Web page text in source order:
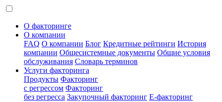
О факторинге
О компании
FAQ О компании Блог Кредитные рейтинги История
компании Общесистемные документы Общие условия
обслуживания Словарь терминов
Услуги факторинга
Продукты Факторинг
с регрессом Факторинг
без регресса Закупочный факторинг E-факторинг